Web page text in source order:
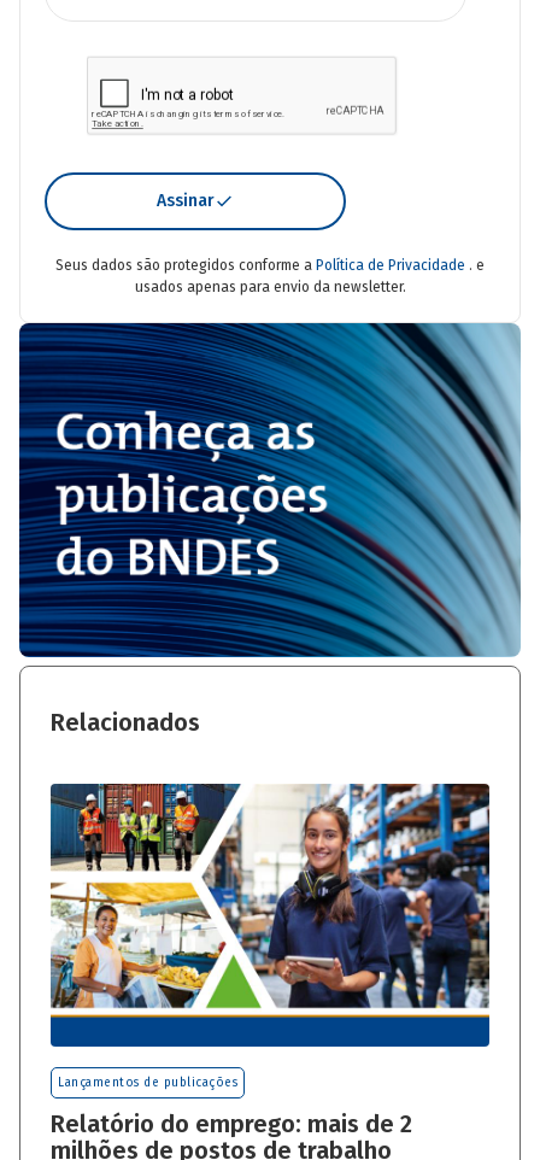
Assinar
Seus dados são protegidos conforme a Política de Privacidade . e
usados apenas para envio da newsletter.
Relacionados
Lançamentos de publicações
Relatório do emprego: mais de 2
milhões de postos de trabalho